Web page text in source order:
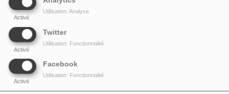
Activé
Utilisation: Analyse
Twitter
Activé
Utilisation: Fonctionnalité
Facebook
Activé
Utilisation: Fonctionnalité
PARTAGEZ !
COMMENTAIRES(0)